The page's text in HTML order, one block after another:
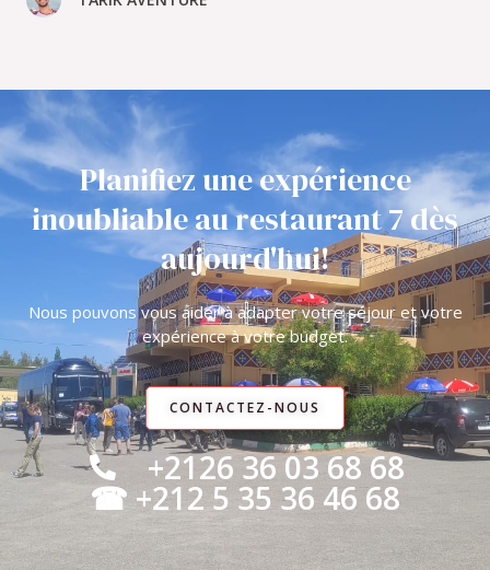
Planifiez une expérience
inoubliable au restaurant 7 dès
aujourd'hui!
Nous pouvons vous aider à adapter votre séjour et votre
expérience à votre budget.
CONTACTEZ-NOUS
+2126 36 03 68 68
☎ +212 5 35 36 46 68